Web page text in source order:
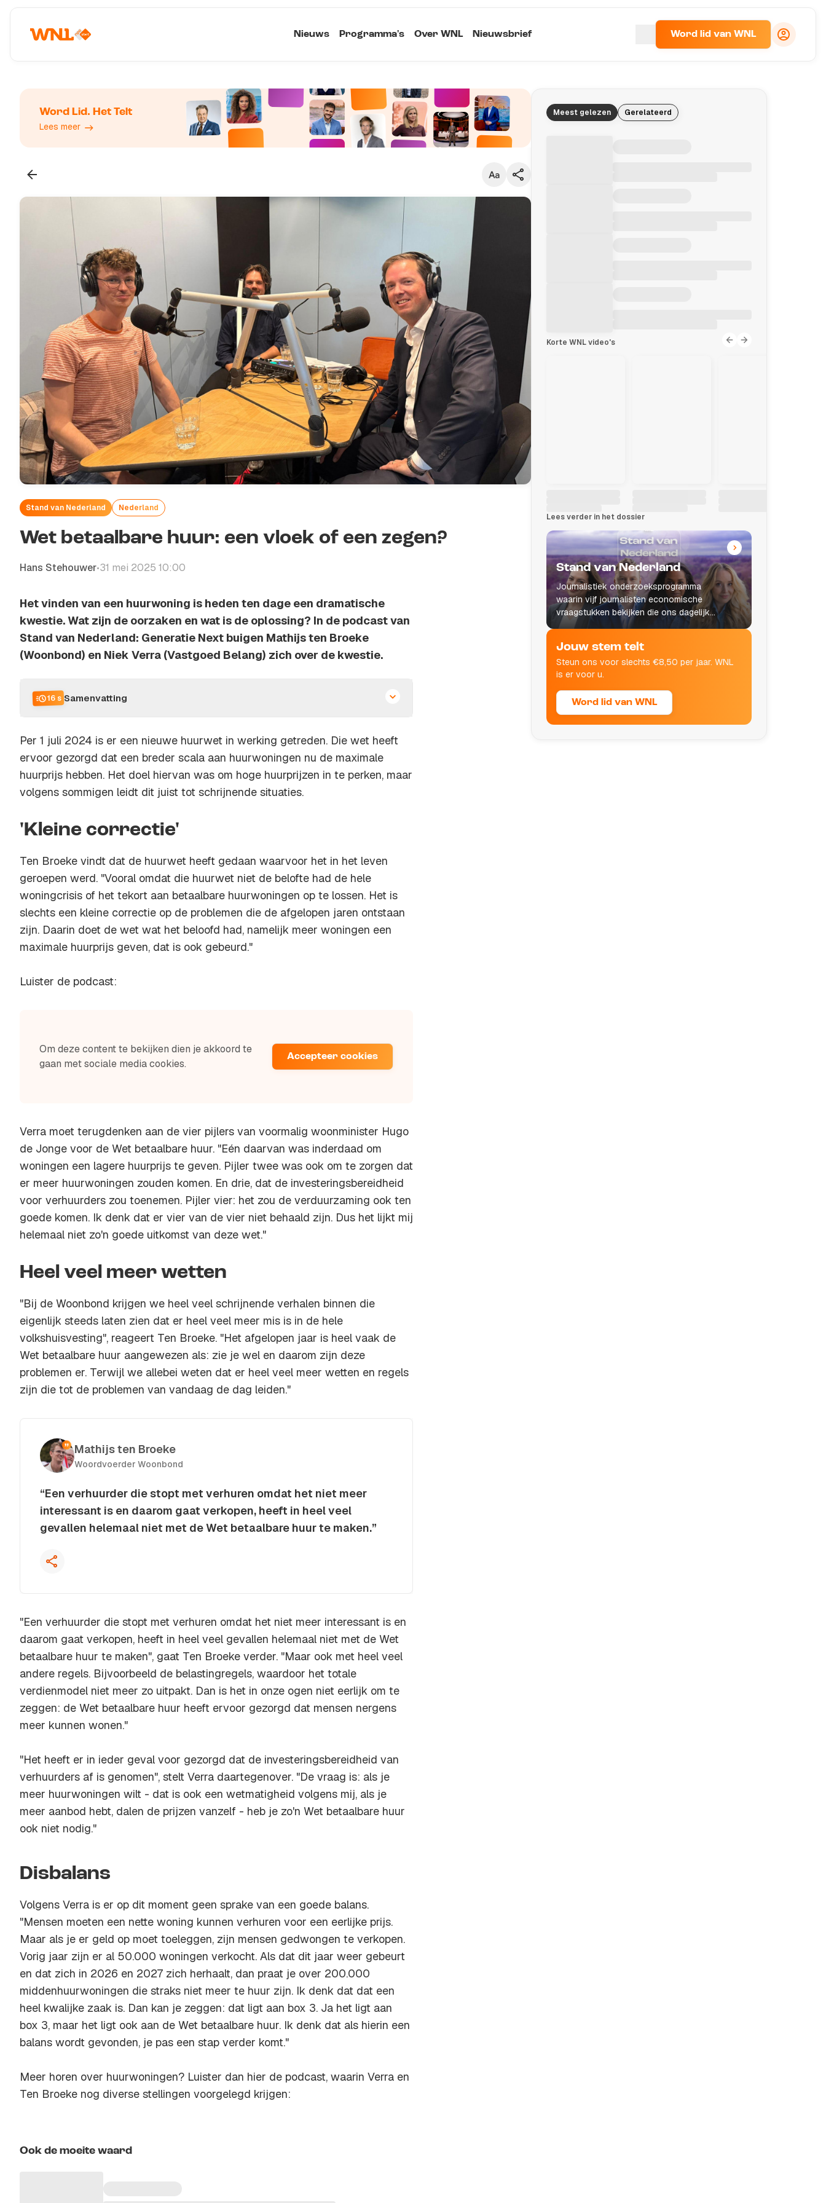
Nieuws Programma's Over WNL Nieuwsbrief Word lid van WNL
Word Lid. Het Telt
Lees meer
Klein
Standaard
Groot
Kopieer link
Stand van Nederland Nederland
Wet betaalbare huur: een vloek of een zegen?
Hans Stehouwer•31 mei 2025 10:00
Het vinden van een huurwoning is heden ten dage een dramatische
kwestie. Wat zijn de oorzaken en wat is de oplossing? In de podcast van
Stand van Nederland: Generatie Next buigen Mathijs ten Broeke
(Woonbond) en Niek Verra (Vastgoed Belang) zich over de kwestie.
16 s Samenvatting
Per 1 juli 2024 is er een nieuwe huurwet in werking getreden. Die wet heeft
ervoor gezorgd dat een breder scala aan huurwoningen nu de maximale
huurprijs hebben. Het doel hiervan was om hoge huurprijzen in te perken, maar
volgens sommigen leidt dit juist tot schrijnende situaties.
'Kleine correctie'
Ten Broeke vindt dat de huurwet heeft gedaan waarvoor het in het leven
geroepen werd. "Vooral omdat die huurwet niet de belofte had de hele
woningcrisis of het tekort aan betaalbare huurwoningen op te lossen. Het is
slechts een kleine correctie op de problemen die de afgelopen jaren ontstaan
zijn. Daarin doet de wet wat het beloofd had, namelijk meer woningen een
maximale huurprijs geven, dat is ook gebeurd."
Luister de podcast:
Om deze content te bekijken dien je akkoord te
gaan met sociale media cookies.
Accepteer cookies
Verra moet terugdenken aan de vier pijlers van voormalig woonminister Hugo
de Jonge voor de Wet betaalbare huur. "Eén daarvan was inderdaad om
woningen een lagere huurprijs te geven. Pijler twee was ook om te zorgen dat
er meer huurwoningen zouden komen. En drie, dat de investeringsbereidheid
voor verhuurders zou toenemen. Pijler vier: het zou de verduurzaming ook ten
goede komen. Ik denk dat er vier van de vier niet behaald zijn. Dus het lijkt mij
helemaal niet zo'n goede uitkomst van deze wet."
Heel veel meer wetten
"Bij de Woonbond krijgen we heel veel schrijnende verhalen binnen die
eigenlijk steeds laten zien dat er heel veel meer mis is in de hele
volkshuisvesting", reageert Ten Broeke. "Het afgelopen jaar is heel vaak de
Wet betaalbare huur aangewezen als: zie je wel en daarom zijn deze
problemen er. Terwijl we allebei weten dat er heel veel meer wetten en regels
zijn die tot de problemen van vandaag de dag leiden."
Mathijs ten Broeke
Woordvoerder Woonbond
“Een verhuurder die stopt met verhuren omdat het niet meer
interessant is en daarom gaat verkopen, heeft in heel veel
gevallen helemaal niet met de Wet betaalbare huur te maken.”
Kopieer quote
"Een verhuurder die stopt met verhuren omdat het niet meer interessant is en
daarom gaat verkopen, heeft in heel veel gevallen helemaal niet met de Wet
betaalbare huur te maken", gaat Ten Broeke verder. "Maar ook met heel veel
andere regels. Bijvoorbeeld de belastingregels, waardoor het totale
verdienmodel niet meer zo uitpakt. Dan is het in onze ogen niet eerlijk om te
zeggen: de Wet betaalbare huur heeft ervoor gezorgd dat mensen nergens
meer kunnen wonen."
"Het heeft er in ieder geval voor gezorgd dat de investeringsbereidheid van
verhuurders af is genomen", stelt Verra daartegenover. "De vraag is: als je
meer huurwoningen wilt - dat is ook een wetmatigheid volgens mij, als je
meer aanbod hebt, dalen de prijzen vanzelf - heb je zo'n Wet betaalbare huur
ook niet nodig."
Disbalans
Volgens Verra is er op dit moment geen sprake van een goede balans.
"Mensen moeten een nette woning kunnen verhuren voor een eerlijke prijs.
Maar als je er geld op moet toeleggen, zijn mensen gedwongen te verkopen.
Vorig jaar zijn er al 50.000 woningen verkocht. Als dat dit jaar weer gebeurt
en dat zich in 2026 en 2027 zich herhaalt, dan praat je over 200.000
middenhuurwoningen die straks niet meer te huur zijn. Ik denk dat dat een
heel kwalijke zaak is. Dan kan je zeggen: dat ligt aan box 3. Ja het ligt aan
box 3, maar het ligt ook aan de Wet betaalbare huur. Ik denk dat als hierin een
balans wordt gevonden, je pas een stap verder komt."
Meer horen over huurwoningen? Luister dan hier de podcast, waarin Verra en
Ten Broeke nog diverse stellingen voorgelegd krijgen:
Ook de moeite waard
Meest gelezen Gerelateerd
Korte WNL video's
Lees verder in het dossier
Stand van Nederland
Journalistiek onderzoeksprogramma
waarin vijf journalisten economische
vraagstukken bekijken die ons dagelijks
leven raken.
Jouw stem telt
Steun ons voor slechts €8,50 per jaar. WNL
is er voor u.
Word lid van WNL